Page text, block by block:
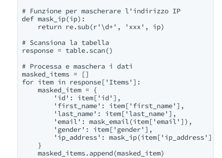
# Funzione per mascherare l'indirizzo IP
def mask_ip(ip):
    return re.sub(r'\d+', 'xxx', ip)
# Scansiona la tabella
response = table.scan()
# Processa e maschera i dati
masked_items = []
for item in response['Items']:
    masked_item = {
        'id': item['id'],
        'first_name': item['first_name'],
        'last_name': item['last_name'],
        'email': mask_email(item['email']),
        'gender': item['gender'],
        'ip_address': mask_ip(item['ip_address'])
    }
    masked_items.append(masked_item)